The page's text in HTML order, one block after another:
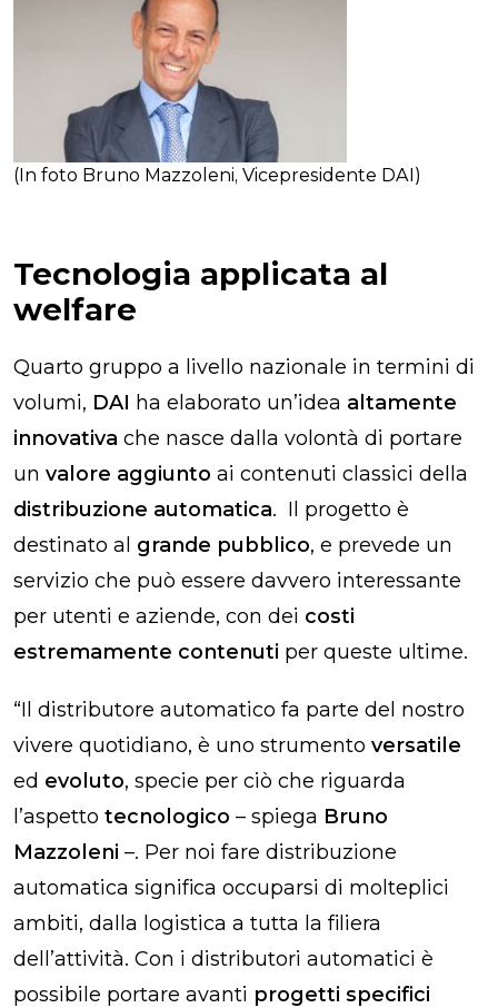
(In foto Bruno Mazzoleni, Vicepresidente DAI)
Tecnologia applicata al
welfare
Quarto gruppo a livello nazionale in termini di
volumi, DAI ha elaborato un’idea altamente
innovativa che nasce dalla volontà di portare
un valore aggiunto ai contenuti classici della
distribuzione automatica. Il progetto è
destinato al grande pubblico, e prevede un
servizio che può essere davvero interessante
per utenti e aziende, con dei costi
estremamente contenuti per queste ultime.
“Il distributore automatico fa parte del nostro
vivere quotidiano, è uno strumento versatile
ed evoluto, specie per ciò che riguarda
l’aspetto tecnologico – spiega Bruno
Mazzoleni –. Per noi fare distribuzione
automatica significa occuparsi di molteplici
ambiti, dalla logistica a tutta la filiera
dell’attività. Con i distributori automatici è
possibile portare avanti progetti specifici